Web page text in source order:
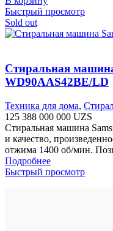
Быстрый просмотр
Sold out
Стиральная
WD90AAS42BE/LD
Техника для дома,
125 388 000 000 UZS
Стиральная машина
и качество,
отжима 1400 об/мин.
Подробнее
Быстрый просмотр